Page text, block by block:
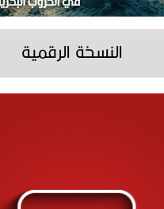
النسخة الرقمية